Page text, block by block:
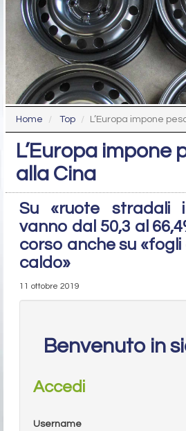
Home Top L’Europa impone
L’Europa impone
alla Cina
Su «ruote stradali
vanno dal 50,3 al
corso anche su «fogli
caldo»
11 ottobre 2019
Benvenuto in
Accedi
Username